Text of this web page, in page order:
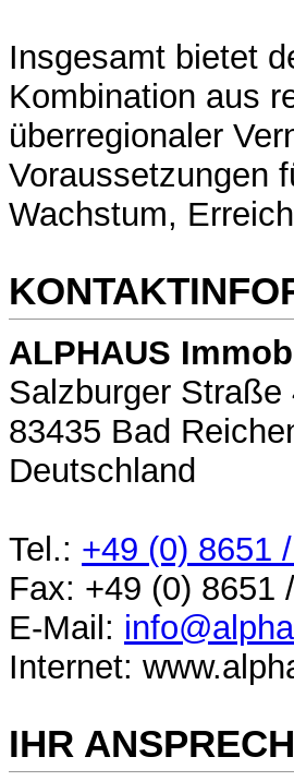
Insgesamt bietet
Kombination aus
überregionaler
Voraussetzungen
Wachstum,
ALPHAUS
Salzburger Straße
83435 Bad
Deutschland
Tel.: +49 (0) 8651
Fax: +49 (0) 8651
E-Mail:
Internet:
IHR